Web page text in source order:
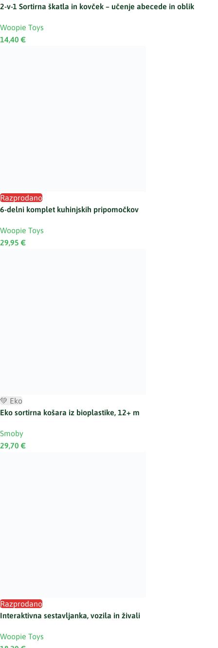
2-v-1 Sortirna škatla in kovček – učenje abecede in oblik
Woopie Toys
14,40 €
Razprodano
6-delni komplet kuhinjskih pripomočkov
Woopie Toys
29,95 €
💚 Eko
Eko sortirna košara iz bioplastike, 12+ m
Smoby
29,70 €
Razprodano
Interaktivna sestavljanka, vozila in živali
Woopie Toys